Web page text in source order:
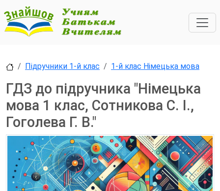
Підручники 1-й клас 1-й клас Німецька мова
ГДЗ до підручника "Німецька
мова 1 клас, Сотникова С. І.,
Гоголева Г. В."